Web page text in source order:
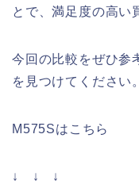
とで、満足度の高い
今回の比較をぜひ参
を見つけてください。
M575Sはこちら
↓ ↓ ↓